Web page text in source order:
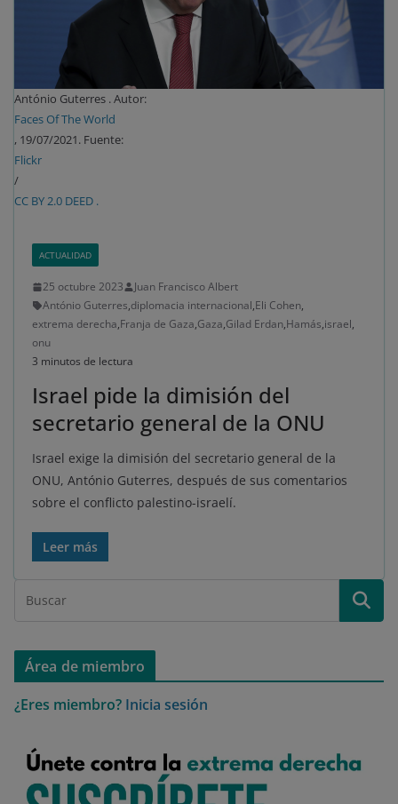
António Guterres . Autor:
Faces Of The World
, 19/07/2021. Fuente:
Flickr
/
CC BY 2.0 DEED .
ACTUALIDAD
25 octubre 2023
Juan Francisco Albert
António Guterres,diplomacia internacional,Eli Cohen,
extrema derecha,Franja de Gaza,Gaza,Gilad Erdan,Hamás,israel,
onu
3 minutos de lectura
Israel pide la dimisión del
secretario general de la ONU
Israel exige la dimisión del secretario general de la
ONU, António Guterres, después de sus comentarios
sobre el conflicto palestino-israelí.
Leer más
Área de miembro
¿Eres miembro? Inicia sesión